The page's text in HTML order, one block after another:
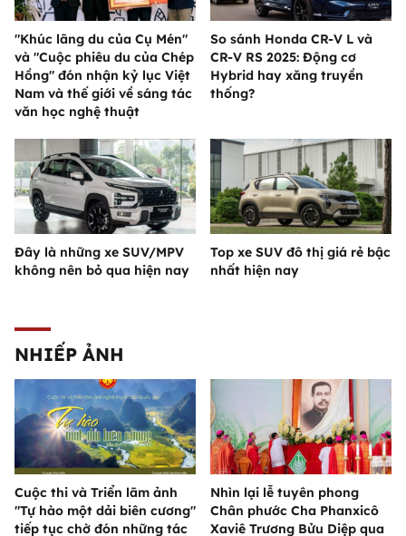
"Khúc lãng du của Cụ Mén"
và "Cuộc phiêu du của Chép
Hồng" đón nhận kỷ lục Việt
Nam và thế giới về sáng tác
văn học nghệ thuật
So sánh Honda CR-V L và
CR-V RS 2025: Động cơ
Hybrid hay xăng truyền
thống?
Đây là những xe SUV/MPV
không nên bỏ qua hiện nay
Top xe SUV đô thị giá rẻ bậc
nhất hiện nay
NHIẾP ẢNH
Cuộc thi và Triển lãm ảnh
"Tự hào một dải biên cương"
tiếp tục chờ đón những tác
Nhìn lại lễ tuyên phong
Chân phước Cha Phanxicô
Xaviê Trương Bửu Diệp qua